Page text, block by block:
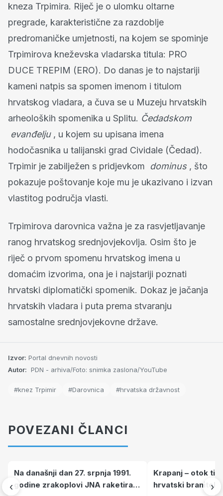
kneza Trpimira. Riječ je o ulomku oltarne
pregrade, karakteristične za razdoblje
predromaničke umjetnosti, na kojem se spominje
Trpimirova kneževska vladarska titula: PRO
DUCE TREPIM (ERO). Do danas je to najstariji
kameni natpis sa spomen imenom i titulom
hrvatskog vladara, a čuva se u Muzeju hrvatskih
arheoloških spomenika u Splitu. Čedadskom
evanđelju, u kojem su upisana imena
hodočasnika u talijanski grad Cividale (Čedad).
Trpimir je zabilježen s pridjevkom dominus , što
pokazuje poštovanje koje mu je ukazivano i izvan
vlastitog područja vlasti.
Trpimirova darovnica važna je za rasvjetljavanje
ranog hrvatskog srednjovjekovlja. Osim što je
riječ o prvom spomenu hrvatskog imena u
domaćim izvorima, ona je i najstariji poznati
hrvatski diplomatički spomenik. Dokaz je jačanja
hrvatskih vladara i puta prema stvaranju
samostalne srednjovjekovne države.
Izvor: Portal dnevnih novosti
Autor: PDN - arhiva/Foto: snimka zaslona/YouTube
#knez Trpimir #Darovnica #hrvatska državnost
POVEZANI ČLANCI
‹
Na današnji dan 27. srpnja 1991.
godine zrakoplovi JNA raketirali
Krapanj – otok
hrvatski branitelji
›